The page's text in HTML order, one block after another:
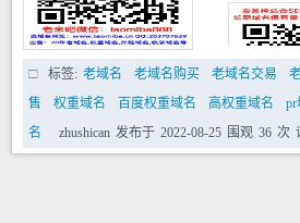
标签: 老域名 老域名购买 老域名交易
售
权重域名 百度权重域名 高权重域名 pr
名
zhushican 发布于 2022-08-25 围观 36 次